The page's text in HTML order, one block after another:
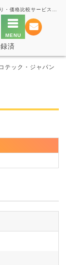
済
テック・ジャパン